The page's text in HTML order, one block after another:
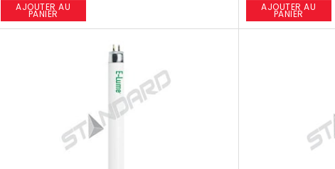
AJOUTER AU
PANIER
AJOUTER AU
PANIER